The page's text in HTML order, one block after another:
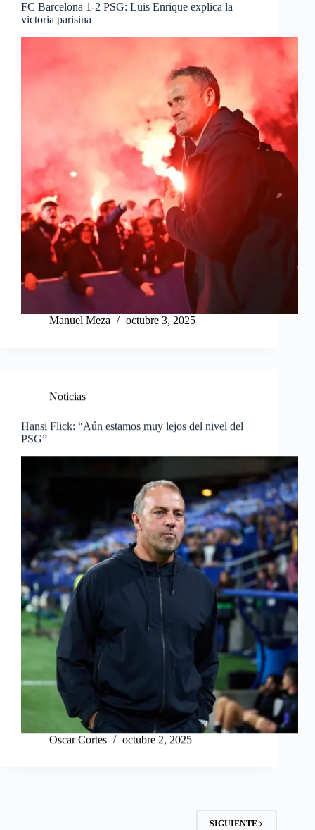
FC Barcelona 1-2 PSG: Luis Enrique explica la
victoria parisina
Manuel Meza octubre 3, 2025
Noticias
Hansi Flick: “Aún estamos muy lejos del nivel del
PSG”
Oscar Cortes octubre 2, 2025
SIGUIENTE